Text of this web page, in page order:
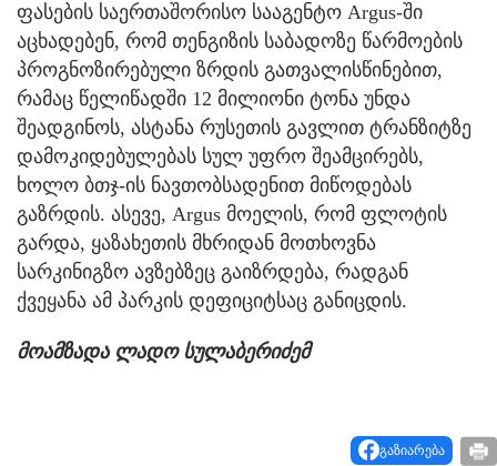
ფასების საერთაშორისო სააგენტო Argus-ში
აცხადებენ, რომ თენგიზის საბადოზე წარმოების
პროგნოზირებული ზრდის გათვალისწინებით,
რამაც წელიწადში 12 მილიონი ტონა უნდა
შეადგინოს, ასტანა რუსეთის გავლით ტრანზიტზე
დამოკიდებულებას სულ უფრო შეამცირებს,
ხოლო ბთჯ-ის ნავთობსადენით მიწოდებას
გაზრდის. ასევე, Argus მოელის, რომ ფლოტის
გარდა, ყაზახეთის მხრიდან მოთხოვნა
სარკინიგზო ავზებზეც გაიზრდება, რადგან
ქვეყანა ამ პარკის დეფიციტსაც განიცდის.
მოამზადა ლადო სულაბერიძემ
გაზიარება